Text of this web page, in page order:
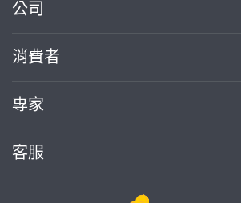
公司
消費者
專家
客服